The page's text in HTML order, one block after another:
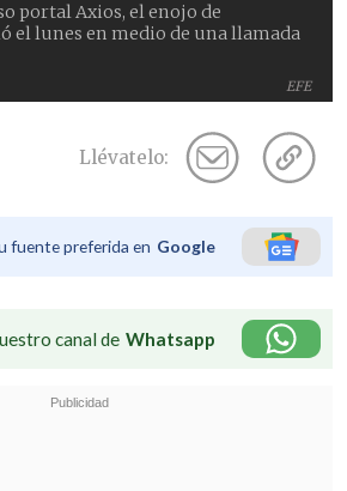
EFE
portal Axios, el enojo de
el lunes en medio de una llamada
Llévatelo:
fuente preferida en Google
canal de Whatsapp